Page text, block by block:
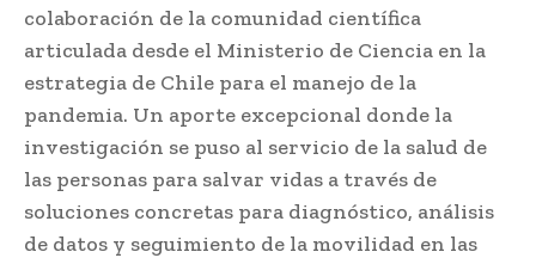
colaboración de la comunidad científica
articulada desde el Ministerio de Ciencia en la
estrategia de Chile para el manejo de la
pandemia. Un aporte excepcional donde la
investigación se puso al servicio de la salud de
las personas para salvar vidas a través de
soluciones concretas para diagnóstico, análisis
de datos y seguimiento de la movilidad en las